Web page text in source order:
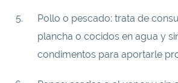
Pollo o pescado: trata de
plancha o cocidos en agua y
condimentos para aportarle